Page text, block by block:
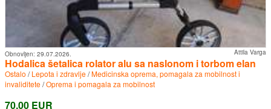
Attila Varga
Obnovljen: 29.07.2026.
Hodalica šetalica rolator alu sa naslonom i torbom elan
Ostalo /Lepota i zdravlje/Medicinska oprema, pomagala za mobilnost i
invaliditete/Oprema i pomagala za mobilnost
70,00 EUR